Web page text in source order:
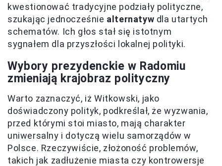
kwestionować tradycyjne podziały polityczne,
szukając jednocześnie alternatyw dla utartych
schematów. Ich głos stał się istotnym
sygnałem dla przyszłości lokalnej polityki.
Wybory prezydenckie w Radomiu
zmieniają krajobraz polityczny
Warto zaznaczyć, iż Witkowski, jako
doświadczony polityk, podkreślał, że wyzwania,
przed którymi stoi miasto, mają charakter
uniwersalny i dotyczą wielu samorządów w
Polsce. Rzeczywiście, złożoność problemów,
takich jak zadłużenie miasta czy kontrowersje